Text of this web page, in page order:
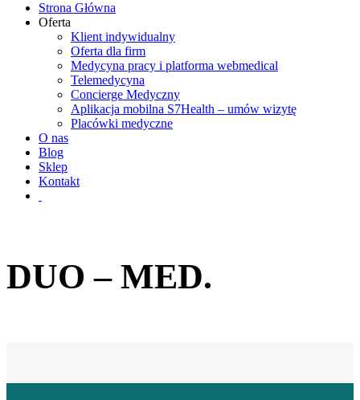
Strona Główna
Oferta
Klient indywidualny
Oferta dla firm
Medycyna pracy i platforma webmedical
Telemedycyna
Concierge Medyczny
Aplikacja mobilna S7Health – umów wizytę
Placówki medyczne
O nas
Blog
Sklep
Kontakt
DUO – MED.